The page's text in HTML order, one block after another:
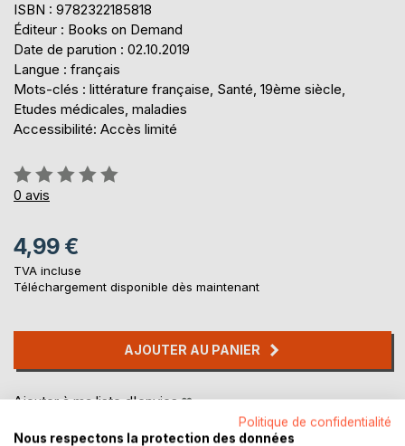
ISBN : 9782322185818
Éditeur : Books on Demand
Date de parution : 02.10.2019
Langue : français
Mots-clés : littérature française, Santé, 19ème siècle,
Etudes médicales, maladies
Accessibilité: Accès limité
Évaluation:
0%
0 avis
4,99 €
TVA incluse
Téléchargement disponible dès maintenant
AJOUTER AU PANIER
Ajouter à ma liste d'envies
Politique de confidentialité
Nous respectons la protection des données